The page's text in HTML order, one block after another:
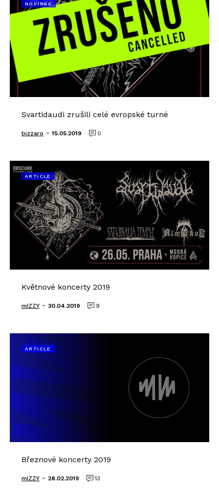
NOVINKA
Svartidaudi zrušili celé evropské turné
bizzaro - 15.05.2019 0
ARTICLE
Květnové koncerty 2019
mIZZY - 30.04.2019 9
ARTICLE
Březnové koncerty 2019
mIZZY - 28.02.2019 13